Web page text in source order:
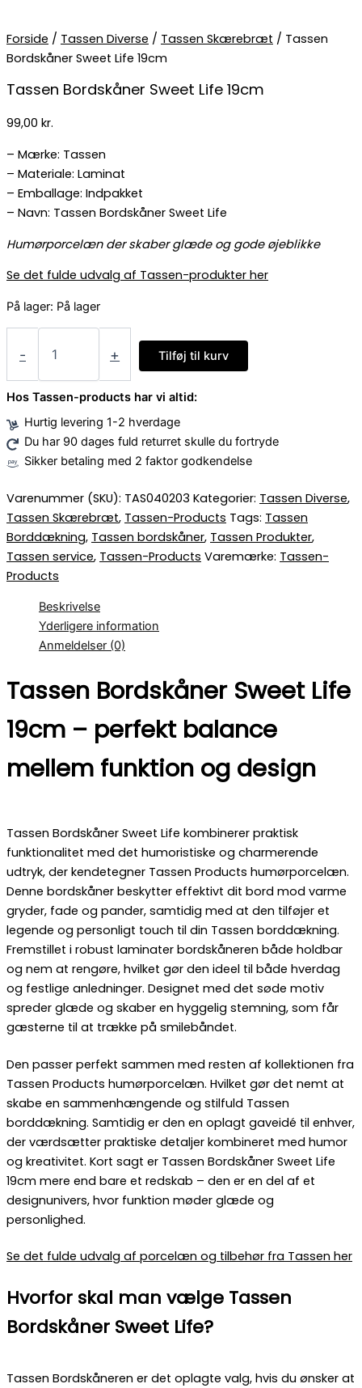
Forside / Tassen Diverse / Tassen Skærebræt / Tassen
Bordskåner Sweet Life 19cm
Tassen Bordskåner Sweet Life 19cm
99,00 kr.
– Mærke: Tassen
– Materiale: Laminat
– Emballage: Indpakket
– Navn: Tassen Bordskåner Sweet Life
Humørporcelæn der skaber glæde og gode øjeblikke
Se det fulde udvalg af Tassen-produkter her
På lager: På lager
- + Tilføj til kurv
Hos Tassen-products har vi altid:
Hurtig levering 1-2 hverdage
Du har 90 dages fuld returret skulle du fortryde
Sikker betaling med 2 faktor godkendelse
Varenummer (SKU): TAS040203 Kategorier: Tassen Diverse,
Tassen Skærebræt, Tassen-Products Tags: Tassen
Borddækning, Tassen bordskåner, Tassen Produkter,
Tassen service, Tassen-Products Varemærke: Tassen-
Products
Beskrivelse
Yderligere information
Anmeldelser (0)
Tassen Bordskåner Sweet Life
19cm – perfekt balance
mellem funktion og design
Tassen Bordskåner Sweet Life kombinerer praktisk
funktionalitet med det humoristiske og charmerende
udtryk, der kendetegner Tassen Products humørporcelæn.
Denne bordskåner beskytter effektivt dit bord mod varme
gryder, fade og pander, samtidig med at den tilføjer et
legende og personligt touch til din Tassen borddækning.
Fremstillet i robust laminater bordskåneren både holdbar
og nem at rengøre, hvilket gør den ideel til både hverdag
og festlige anledninger. Designet med det søde motiv
spreder glæde og skaber en hyggelig stemning, som får
gæsterne til at trække på smilebåndet.
Den passer perfekt sammen med resten af kollektionen fra
Tassen Products humørporcelæn. Hvilket gør det nemt at
skabe en sammenhængende og stilfuld Tassen
borddækning. Samtidig er den en oplagt gaveidé til enhver,
der værdsætter praktiske detaljer kombineret med humor
og kreativitet. Kort sagt er Tassen Bordskåner Sweet Life
19cm mere end bare et redskab – den er en del af et
designunivers, hvor funktion møder glæde og
personlighed.
Se det fulde udvalg af porcelæn og tilbehør fra Tassen her
Hvorfor skal man vælge Tassen
Bordskåner Sweet Life?
Tassen Bordskåneren er det oplagte valg, hvis du ønsker at